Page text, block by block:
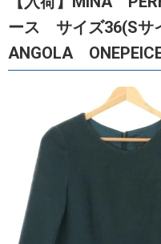
ース サイズ36(S
ANGOLA